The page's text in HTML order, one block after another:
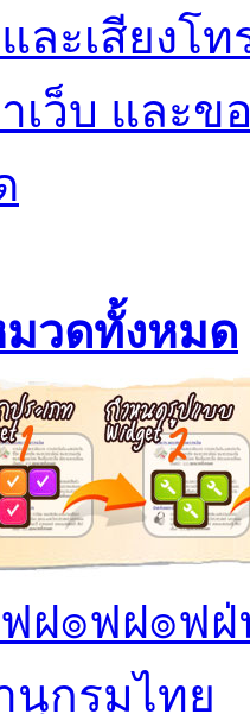
ละเสียงโ
เว็บ และข
มวดทั้งหมด
ฝ๏ฟฝ๏ฟ